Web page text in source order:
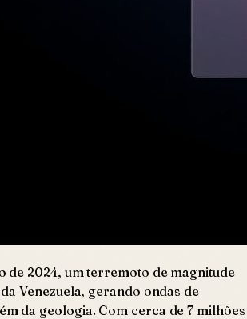
de 2024, um terremoto de magnitude
Venezuela, gerando ondas de
da geologia. Com cerca de 7 milhões